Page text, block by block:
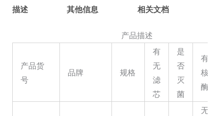
明
头，
盒
描述 其他信息 相关文档
产品描述
产品货
号
品牌 规格
有
无
滤
芯
是
否
灭
菌
有无
核酸
酶
无